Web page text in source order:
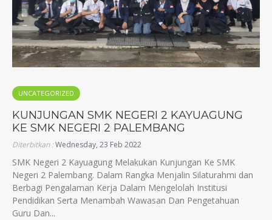
UNCATEGORIZED
KUNJUNGAN SMK NEGERI 2 KAYUAGUNG
KE SMK NEGERI 2 PALEMBANG
Diterbitkan :Wednesday, 23 Feb 2022
SMK Negeri 2 Kayuagung Melakukan Kunjungan Ke SMK
Negeri 2 Palembang. Dalam Rangka Menjalin Silaturahmi dan
Berbagi Pengalaman Kerja Dalam Mengelolah Institusi
Pendidikan Serta Menambah Wawasan Dan Pengetahuan
Guru Dan...